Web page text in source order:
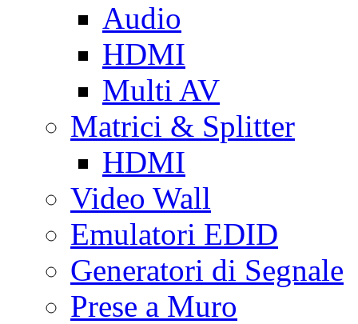
Audio
HDMI
Multi AV
Matrici & Splitter
HDMI
Video Wall
Emulatori EDID
Generatori di Segnale
Prese a Muro